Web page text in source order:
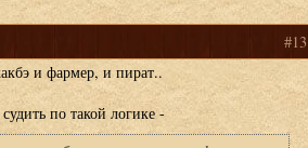
#13
и фармер, и пират..
по такой логике -